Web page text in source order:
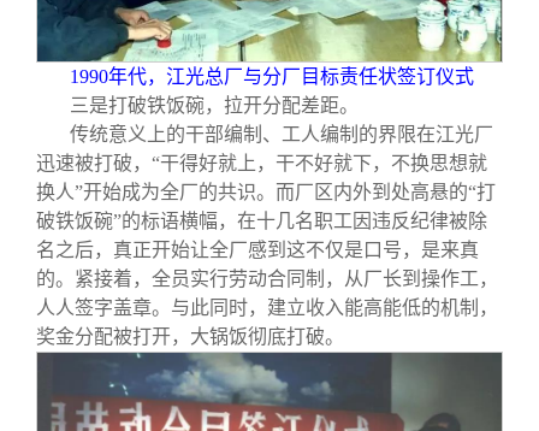
1990年代，江光总厂与分厂目标责任状签订仪式
三是打破铁饭碗，拉开分配差距。
传统意义上的干部编制、工人编制的界限在江光厂
迅速被打破，“干得好就上，干不好就下，不换思想就
换人”开始成为全厂的共识。而厂区内外到处高悬的“打
破铁饭碗”的标语横幅，在十几名职工因违反纪律被除
名之后，真正开始让全厂感到这不仅是口号，是来真
的。紧接着，全员实行劳动合同制，从厂长到操作工，
人人签字盖章。与此同时，建立收入能高能低的机制，
奖金分配被打开，大锅饭彻底打破。